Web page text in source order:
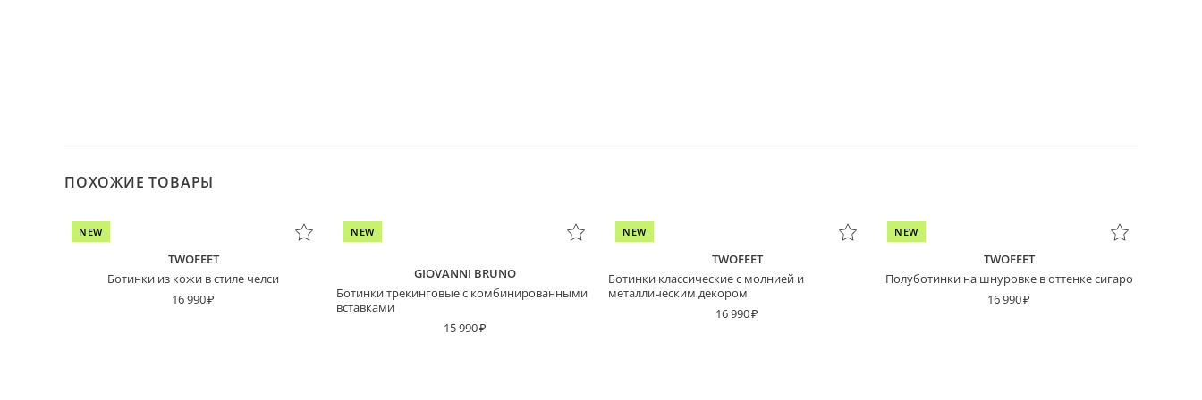
ПОХОЖИЕ ТОВАРЫ
NEW
TWOFEET
Ботинки из кожи в стиле челси
16 990
NEW
GIOVANNI BRUNO
Ботинки трекинговые с комбинированными
вставками
15 990
NEW
TWOFEET
Ботинки классические с молнией и
металлическим декором
16 990
NEW
TWOFEET
Полуботинки на шнуровке в оттенке сигаро
16 990